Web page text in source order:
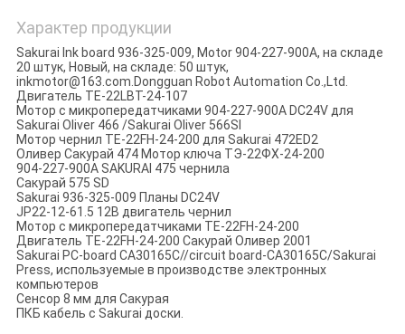
Характер продукции
Sakurai Ink board 936-325-009, Motor 904-227-900A, на складе
20 штук, Новый, на складе: 50 штук,
inkmotor@163.com.Dongguan Robot Automation Co.,Ltd.
Двигатель TE-22LBT-24-107
Мотор с микропередатчиками 904-227-900A DC24V для
Sakurai Oliver 466 /Sakurai Oliver 566SI
Мотор чернил TE-22FH-24-200 для Sakurai 472ED2
Оливер Сакурай 474 Мотор ключа ТЭ-22ФХ-24-200
904-227-900A SAKURAI 475 чернила
Сакурай 575 SD
Sakurai 936-325-009 Планы DC24V
JP22-12-61.5 12В двигатель чернил
Мотор с микропередатчиками TE-22FH-24-200
Двигатель TE-22FH-24-200 Сакурай Оливер 2001
Sakurai PC-board CA30165C//circuit board-CA30165C/Sakurai
Press, используемые в производстве электронных
компьютеров
Сенсор 8 мм для Сакурая
ПКБ кабель с Sakurai доски.